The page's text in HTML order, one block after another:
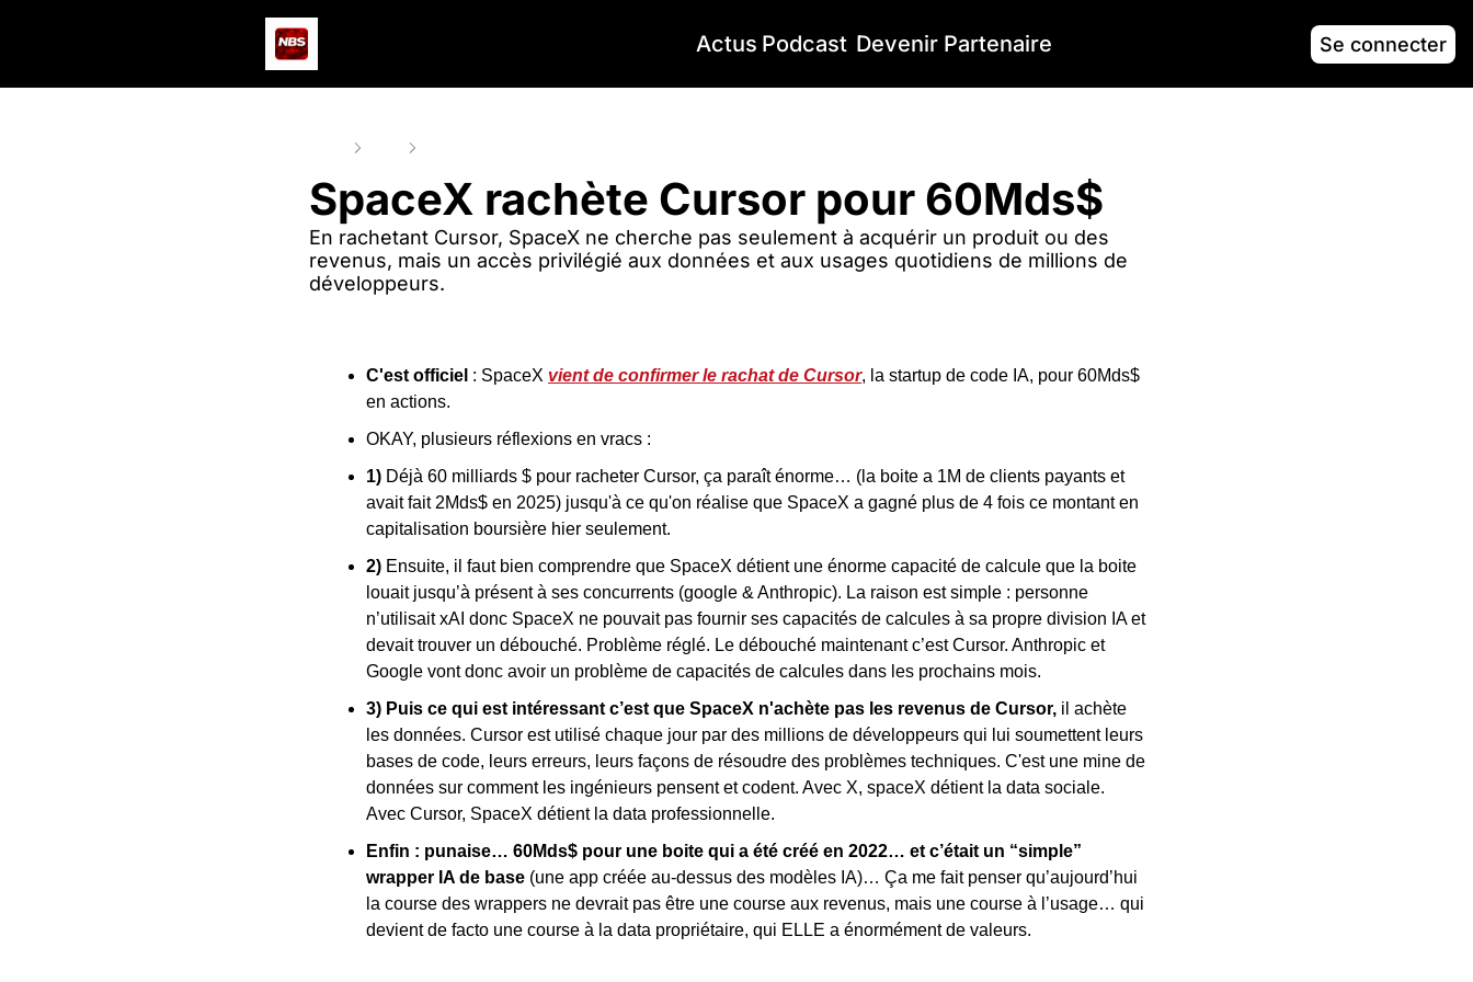
Actus Podcast Devenir Partenaire Se connecter
SpaceX rachète Cursor pour 60Mds$
En rachetant Cursor, SpaceX ne cherche pas seulement à acquérir un produit ou des
revenus, mais un accès privilégié aux données et aux usages quotidiens de millions de
développeurs.
C'est officiel : SpaceX vient de confirmer le rachat de Cursor, la startup de code IA, pour 60Mds$
en actions.
OKAY, plusieurs réflexions en vracs :
1) Déjà 60 milliards $ pour racheter Cursor, ça paraît énorme… (la boite a 1M de clients payants et
avait fait 2Mds$ en 2025) jusqu'à ce qu'on réalise que SpaceX a gagné plus de 4 fois ce montant en
capitalisation boursière hier seulement.
2) Ensuite, il faut bien comprendre que SpaceX détient une énorme capacité de calcule que la boite
louait jusqu’à présent à ses concurrents (google & Anthropic). La raison est simple : personne
n’utilisait xAI donc SpaceX ne pouvait pas fournir ses capacités de calcules à sa propre division IA et
devait trouver un débouché. Problème réglé. Le débouché maintenant c’est Cursor. Anthropic et
Google vont donc avoir un problème de capacités de calcules dans les prochains mois.
3) Puis ce qui est intéressant c’est que SpaceX n'achète pas les revenus de Cursor, il achète
les données. Cursor est utilisé chaque jour par des millions de développeurs qui lui soumettent leurs
bases de code, leurs erreurs, leurs façons de résoudre des problèmes techniques. C'est une mine de
données sur comment les ingénieurs pensent et codent. Avec X, spaceX détient la data sociale.
Avec Cursor, SpaceX détient la data professionnelle.
Enfin : punaise… 60Mds$ pour une boite qui a été créé en 2022… et c’était un “simple”
wrapper IA de base (une app créée au-dessus des modèles IA)… Ça me fait penser qu’aujourd’hui
la course des wrappers ne devrait pas être une course aux revenus, mais une course à l’usage… qui
devient de facto une course à la data propriétaire, qui ELLE a énormément de valeurs.